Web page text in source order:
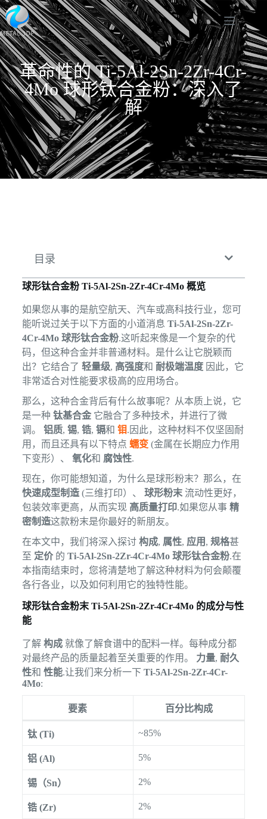
革命性的 Ti-5Al-2Sn-2Zr-4Cr-
4Mo 球形钛合金粉：深入了
解
目录
球形钛合金粉 Ti-5Al-2Sn-2Zr-4Cr-4Mo 概览
如果您从事的是航空航天、汽车或高科技行业，您可
能听说过关于以下方面的小道消息 Ti-5Al-2Sn-2Zr-
4Cr-4Mo 球形钛合金粉.这听起来像是一个复杂的代
码，但这种合金并非普通材料。是什么让它脱颖而
出？它结合了 轻量级, 高强度和 耐极端温度因此，它
非常适合对性能要求极高的应用场合。
那么，这种合金背后有什么故事呢？从本质上说，它
是一种 钛基合金它融合了多种技术，并进行了微
调。 铝质, 锡, 锆, 镉和 钼.因此，这种材料不仅坚固耐
用，而且还具有以下特点 蠕变(金属在长期应力作用
下变形）、 氧化和 腐蚀性.
现在，你可能想知道，为什么是球形粉末？那么，在
快速成型制造(三维打印）、 球形粉末流动性更好，
包装效率更高，从而实现 高质量打印.如果您从事 精
密制造这款粉末是你最好的新朋友。
在本文中，我们将深入探讨 构成, 属性, 应用 , 规格甚
至 定价的 Ti-5Al-2Sn-2Zr-4Cr-4Mo 球形钛合金粉.在
本指南结束时，您将清楚地了解这种材料为何会颠覆
各行各业，以及如何利用它的独特性能。
球形钛合金粉末 Ti-5Al-2Sn-2Zr-4Cr-4Mo 的成分与性
能
了解 构成就像了解食谱中的配料一样。每种成分都
对最终产品的质量起着至关重要的作用。 力量, 耐久
性和 性能.让我们来分析一下 Ti-5Al-2Sn-2Zr-4Cr-
4Mo:
要素 百分比构成
钛 (Ti) ~85%
铝 (Al) 5%
锡（Sn） 2%
锆 (Zr) 2%